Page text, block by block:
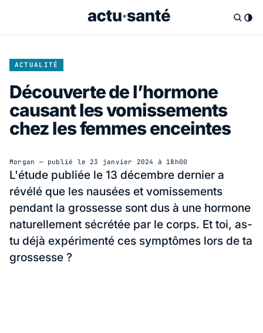
ACTUALITÉ
Découverte de l’hormone
causant les vomissements
chez les femmes enceintes
Morgan — publié le 23 janvier 2024 à 18h00
L'étude publiée le 13 décembre dernier a
révélé que les nausées et vomissements
pendant la grossesse sont dus à une hormone
naturellement sécrétée par le corps. Et toi, as-
tu déjà expérimenté ces symptômes lors de ta
grossesse ?